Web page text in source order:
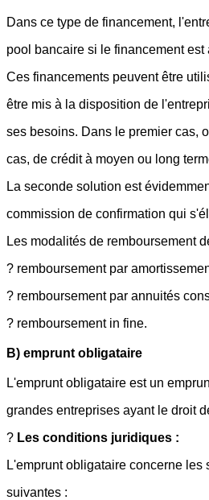
Dans ce type de financement,
pool bancaire si le financement
Ces financements peuvent être
être mis à la disposition de
ses besoins. Dans le premier cas,
cas, de crédit à moyen ou long
La seconde solution est
commission de confirmation qui
Les modalités de remboursement
? remboursement par
? remboursement par annuités
? remboursement in fine.
B) emprunt obligataire
L'emprunt obligataire est un
grandes entreprises ayant le droit
? Les conditions juridiques :
L'emprunt obligataire concerne
suivantes :